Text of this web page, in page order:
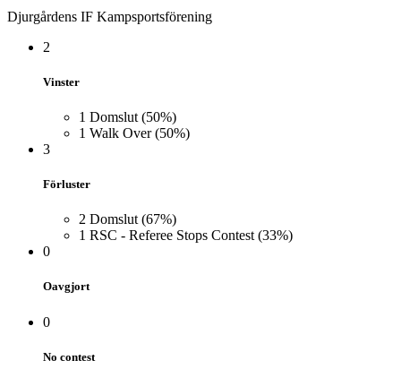
Djurgårdens IF Kampsportsförening
2
Vinster
1 Domslut (50%)
1 Walk Over (50%)
3
Förluster
2 Domslut (67%)
1 RSC - Referee Stops Contest (33%)
0
Oavgjort
0
No contest